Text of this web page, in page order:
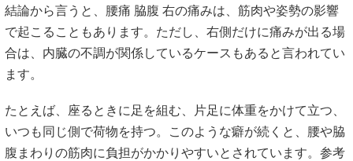
結論から言うと、腰痛 脇腹 右の痛みは、筋肉や姿勢の影響
で起こることもあります。ただし、右側だけに痛みが出る場
合は、内臓の不調が関係しているケースもあると言われてい
ます。
たとえば、座るときに足を組む、片足に体重をかけて立つ、
いつも同じ側で荷物を持つ。このような癖が続くと、腰や脇
腹まわりの筋肉に負担がかかりやすいとされています。参考